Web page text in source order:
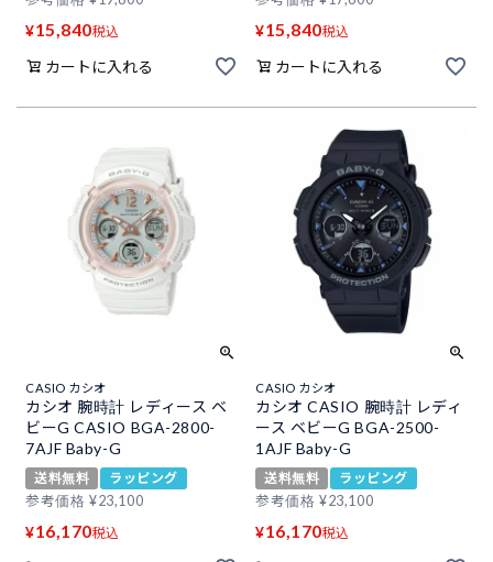
¥15,840税込
カートに入れる
¥15,840税込
カートに入れる
CASIO カシオ
カシオ 腕時計 レディース ベ
ビーG CASIO BGA-2800-
7AJF Baby-G
送料無料
ラッピング
参考価格 ¥23,100
¥16,170税込
CASIO カシオ
カシオ CASIO 腕時計 レディ
ース ベビーG BGA-2500-
1AJF Baby-G
送料無料
ラッピング
参考価格 ¥23,100
¥16,170税込